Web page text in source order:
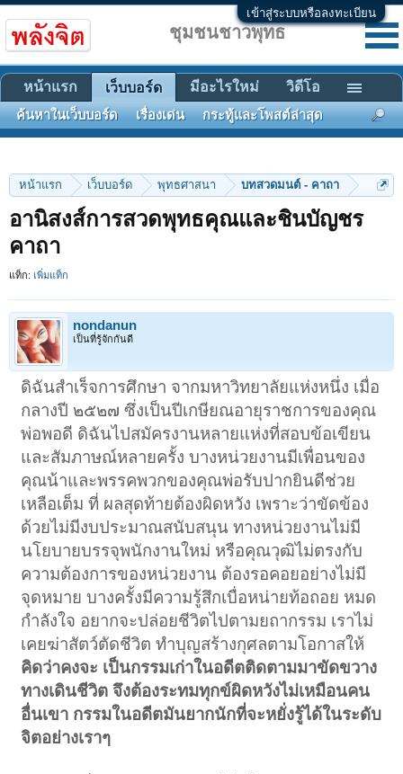
เข้าสู่ระบบหรือลงทะเบียน
หน้าแรก เว็บบอร์ด พุทธศาสนา บทสวดมนต์ - คาถา
อานิสงส์การสวดพุทธคุณและชินบัญชร
คาถา
แท็ก: เพิ่มแท็ก
nondanun
เป็นที่รู้จักกันดี
ดิฉันสำเร็จการศึกษา จากมหาวิทยาลัยแห่งหนึ่ง เมื่อ
กลางปี ๒๕๒๗ ซึ่งเป็นปีเกษียณอายุราชการของคุณ
พ่อพอดี ดิฉันไปสมัครงานหลายแห่งที่สอบข้อเขียน
และสัมภาษณ์หลายครั้ง บางหน่วยงานมีเพื่อนของ
คุณน้าและพรรคพวกของคุณพ่อรับปากยินดีช่วย
เหลือเต็ม ที่ ผลสุดท้ายต้องผิดหวัง เพราะว่าขัดข้อง
ด้วยไม่มีงบประมาณสนับสนุน ทางหน่วยงานไม่มี
นโยบายบรรจุพนักงานใหม่ หรือคุณวุฒิไม่ตรงกับ
ความต้องการของหน่วยงาน ต้องรอคอยอย่างไม่มี
จุดหมาย บางครั้งมีความรู้สึกเบื่อหน่ายท้อถอย หมด
กำลังใจ อยากจะปล่อยชีวิตไปตามยถากรรม เราไม่
เคยฆ่าสัตว์ตัดชีวิต ทำบุญสร้างกุศลตามโอกาสให้
คิดว่าคงจะ เป็นกรรมเก่าในอดีตติดตามมาขัดขวาง
ทางเดินชีวิต จึงต้องระทมทุกข์ผิดหวังไม่เหมือนคน
อื่นเขา กรรมในอดีตมันยากนักที่จะหยั่งรู้ได้ในระดับ
จิตอย่างเราๆ
ชุมชนชาวพุทธ
หน้าแรก เว็บบอร์ด
ค้นหาในเว็บบอร์ด เรื่องเด่น กระทู้และโพสต์ล่าสุด
มีอะไรใหม่ วิดีโอ